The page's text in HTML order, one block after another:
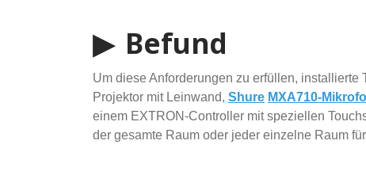
▶ Befund
Um diese Anforderungen zu erfüllen,
Projektor mit Leinwand, Shure MXA710-
einem EXTRON-Controller mit speziellen
der gesamte Raum oder jeder einzelne Raum